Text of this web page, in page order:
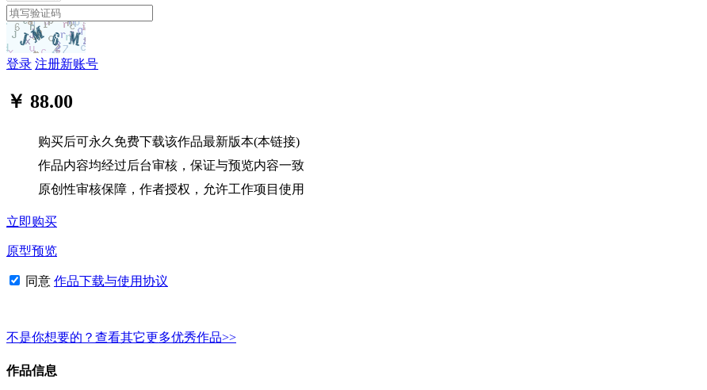
登录 注册新账号
￥ 88.00
购买后可永久免费下载该作品最新版本(本链接)
作品内容均经过后台审核，保证与预览内容一致
原创性审核保障，作者授权，允许工作项目使用
立即购买
原型预览
同意 作品下载与使用协议
不是你想要的？查看其它更多优秀作品>>
作品信息